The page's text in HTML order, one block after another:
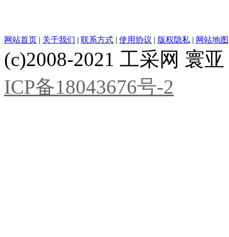
网站首页 | 关于我们 | 联系方式 | 使用协议 | 版权隐私 | 网站地图
(c)2008-2021 工采网 寰
ICP备18043676号-2